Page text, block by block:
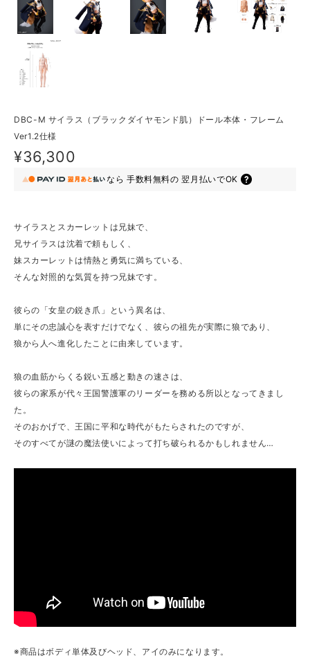
DBC-M サイラス（ブラックダイヤモンド肌）ドール本体・フレーム
Ver1.2仕様
¥36,300
なら 手数料無料の 翌月払いでOK
サイラスとスカーレットは兄妹で、
兄サイラスは沈着で頼もしく、
妹スカーレットは情熱と勇気に満ちている、
そんな対照的な気質を持つ兄妹です。
彼らの「女皇の鋭き爪」という異名は、
単にその忠誠心を表すだけでなく、彼らの祖先が実際に狼であり、
狼から人へ進化したことに由来しています。
狼の血筋からくる鋭い五感と動きの速さは、
彼らの家系が代々王国警護軍のリーダーを務める所以となってきまし
た。
そのおかげで、王国に平和な時代がもたらされたのですが、
そのすべてが謎の魔法使いによって打ち破られるかもしれません…
※商品はボディ単体及びヘッド、アイのみになります。